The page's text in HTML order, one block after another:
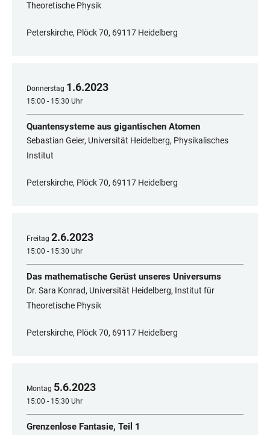
Theoretische Physik
Peterskirche, Plöck 70, 69117 Heidelberg
Donnerstag 1.6.2023
15:00 - 15:30 Uhr
Quantensysteme aus gigantischen Atomen
Sebastian Geier, Universität Heidelberg, Physikalisches
Institut
Peterskirche, Plöck 70, 69117 Heidelberg
Freitag 2.6.2023
15:00 - 15:30 Uhr
Das mathematische Gerüst unseres Universums
Dr. Sara Konrad, Universität Heidelberg, Institut für
Theoretische Physik
Peterskirche, Plöck 70, 69117 Heidelberg
Montag 5.6.2023
15:00 - 15:30 Uhr
Grenzenlose Fantasie, Teil 1